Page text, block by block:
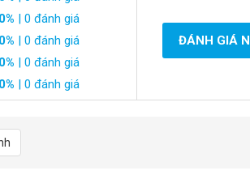
0% | 0 đánh giá
0% | 0 đánh giá
0% | 0 đánh giá
0% | 0 đánh giá
ĐÁNH GIÁ